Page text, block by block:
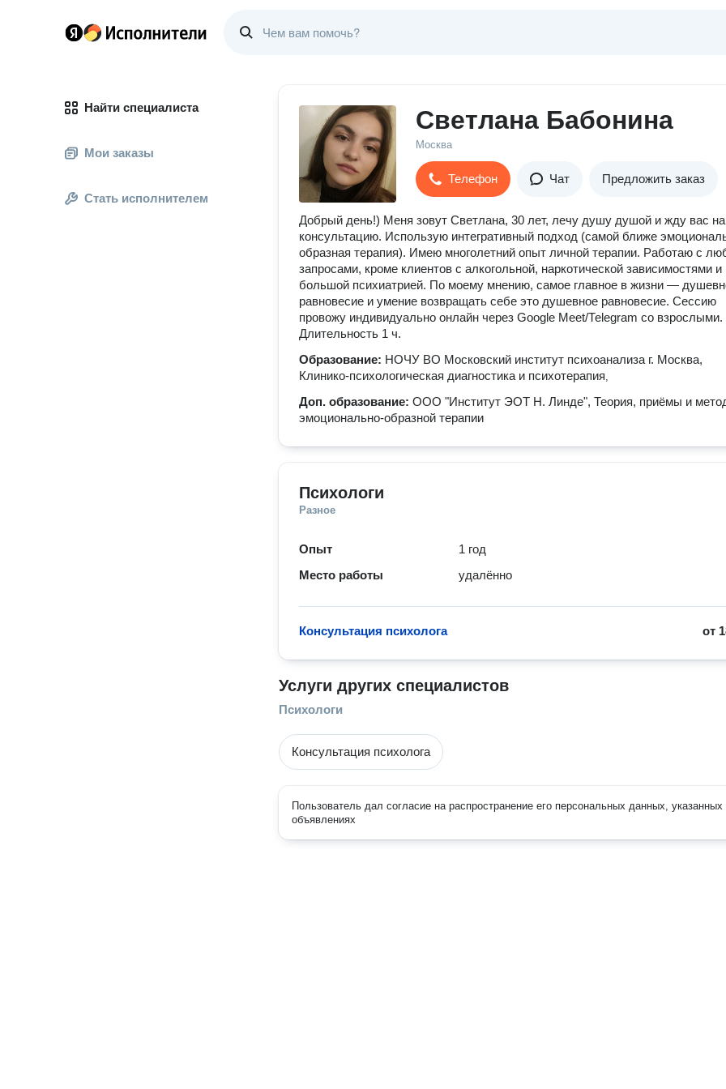
Найти специалиста
Мои заказы
Стать исполнителем
Светлана Бабонина
Москва
Телефон Чат Предложить заказ
Добрый день!) Меня зовут Светлана, 30 лет, лечу душу душой и жду вас на
консультацию. Использую интегративный подход (самой ближе
образная терапия). Имею многолетний опыт личной терапии. Работаю с
запросами, кроме клиентов с алкогольной, наркотической зависимостями и
большой психиатрией. По моему мнению, самое главное в жизни —
равновесие и умение возвращать себе это душевное равновесие. Сессию
провожу индивидуально онлайн через Google Meet/Теlegram со взрослыми.
Длительность 1 ч.
Образование: НОЧУ ВО Московский институт психоанализа г. Москва,
Клинико-психологическая диагностика и психотерапия,
Доп. образование: ООО "Институт ЭОТ Н. Линде", Теория, приёмы и
эмоционально-образной терапии
Психологи
Разное
Опыт
1 год
Место работы
удалённо
от
Консультация психолога
Услуги других специалистов
Психологи
Консультация психолога
Пользователь дал согласие на распространение его персональных данных, указанных
объявлениях